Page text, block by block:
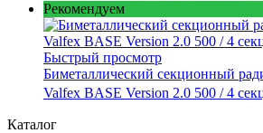
Рекомендуем
Быстрый просмотр
Биметаллический секционный
Valfex BASE Version 2.0 500 / 4
Каталог